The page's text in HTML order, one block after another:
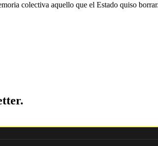
colectiva aquello que el Estado quiso